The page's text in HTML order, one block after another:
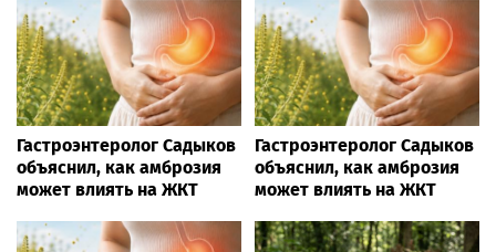
Гастроэнтеролог Садыков
объяснил, как амброзия
может влиять на ЖКТ
Гастроэнтеролог Садыков
объяснил, как амброзия
может влиять на ЖКТ